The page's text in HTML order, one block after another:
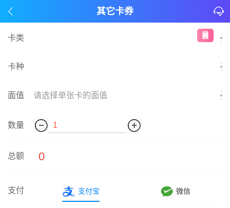
其它卡券
卡类
卡种
面值 请选择单张卡的面值
数量
总额 0
支付 支付宝 微信